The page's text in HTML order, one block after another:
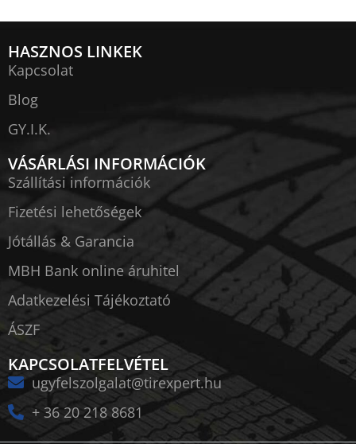
HASZNOS LINKEK
Kapcsolat
Blog
GY.I.K.
VÁSÁRLÁSI INFORMÁCIÓK
Szállítási információk
Fizetési lehetőségek
Jótállás & Garancia
MBH Bank online áruhitel
Adatkezelési Tájékoztató
ÁSZF
KAPCSOLATFELVÉTEL
ugyfelszolgalat@tirexpert.hu
+ 36 20 218 8681